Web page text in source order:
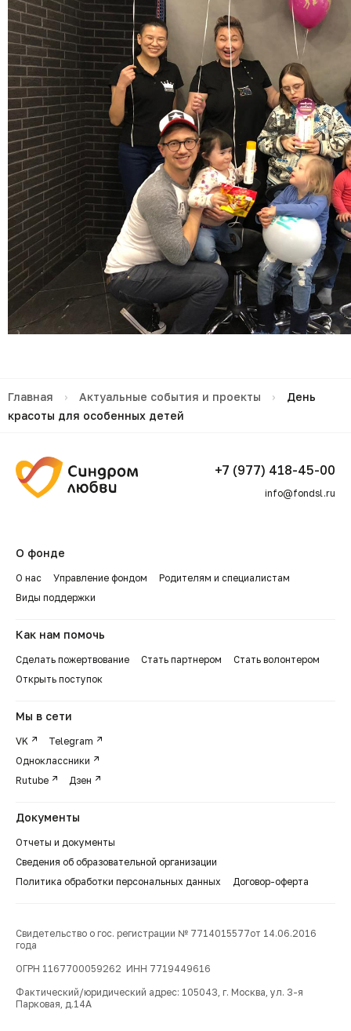
Главная › Актуальные события и проекты ›
День
красоты для особенных детей
+7 (977) 418-45-00
info@fondsl.ru
О фонде
О нас Управление фондом
Родителям и специалистам
Виды поддержки
Как нам помочь
Сделать пожертвование Стать партнером
Стать волонтером
Открыть поступок
Мы в сети
VK
Telegram
Одноклассники
Rutube
Дзен
Документы
Отчеты и документы
Сведения об образовательной организации
Политика обработки персональных данных
Договор-оферта
Свидетельство о гос. регистрации № 7714015577от 14.06.2016
года
ОГРН 1167700059262 ИНН 7719449616
Фактический/юридический адрес: 105043, г. Москва, ул. 3-я
Парковая, д.14А